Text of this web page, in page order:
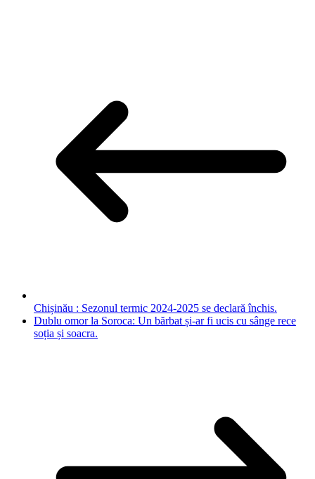
Chișinău : Sezonul termic 2024-2025 se declară închis.
Dublu omor la Soroca: Un bărbat și-ar fi ucis cu sânge rece
soția și soacra.